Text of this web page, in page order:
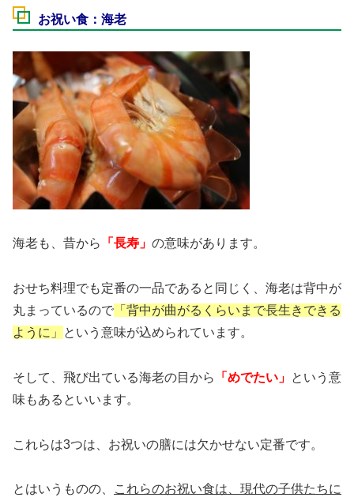
お祝い食：海老
海老も、昔から 「長寿」 の意味があります。
おせち料理でも定番の一品であると同じく、海老は背中が
丸まっているので 「背中が曲がるくらいまで長生きできる
ように」
という意味が込められています。
そして、飛び出ている海老の目から 「めでたい」 という意
味もあるといいます。
これらは3つは、お祝いの膳には欠かせない定番です。
とはいうものの、
これらのお祝い食は、現代の子供たちに